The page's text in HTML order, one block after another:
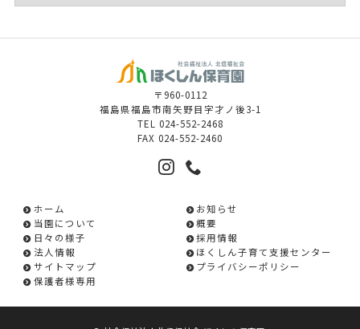
〒960-0112
福島県福島市南矢野目字才ノ後3-1
TEL 024-552-2468
FAX 024-552-2460
ホーム
お知らせ
当園について
概要
日々の様子
採用情報
法人情報
ほくしん子育て支援センター
サイトマップ
プライバシーポリシー
保護者様専用